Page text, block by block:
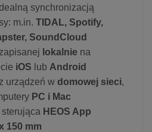
synchronizacją
m.in. TIDAL, Spotify,
SoundCloud
lokalnie na
iOS lub Android
urządzeń w domowej sieci,
PC i Mac
HEOS App
150 mm